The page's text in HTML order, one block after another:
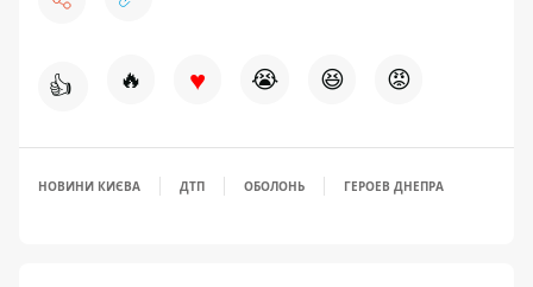
👍 🔥 ♥ 😭 😆 😡
НОВИНИ КИЄВА ДТП ОБОЛОНЬ ГЕРОЕВ ДНЕПРА